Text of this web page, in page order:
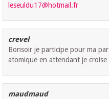
leseuldu17@hotmail.fr
crevel
Bonsoir je participe pour ma
atomique en attendant je
maudmaud